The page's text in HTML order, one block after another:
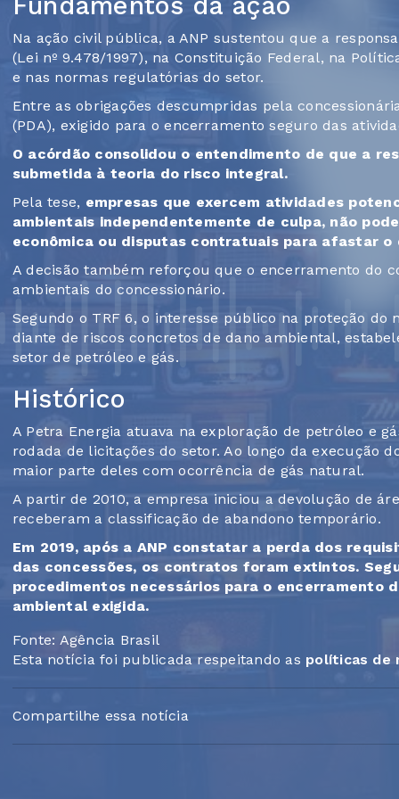
Na ação civil pública, a ANP sustentou que a
(Lei nº 9.478/1997), na Constituição Federal, na
e nas normas regulatórias do setor.
Entre as obrigações descumpridas pela
(PDA), exigido para o encerramento seguro das
O acórdão consolidou o entendimento de que a
submetida à teoria do risco integral.
Pela tese, empresas que exercem atividades
ambientais independentemente de culpa, não
econômica ou disputas contratuais para afastar o
A decisão também reforçou que o encerramento do
ambientais do concessionário.
Segundo o TRF 6, o interesse público na proteção
diante de riscos concretos de dano ambiental,
setor de petróleo e gás.
Histórico
A Petra Energia atuava na exploração de petróleo e
rodada de licitações do setor. Ao longo da execução
maior parte deles com ocorrência de gás natural.
A partir de 2010, a empresa iniciou a devolução de
receberam a classificação de abandono temporário.
Em 2019, após a ANP constatar a perda dos
das concessões, os contratos foram extintos.
procedimentos necessários para o encerramento
ambiental exigida.
Fonte: Agência Brasil
Esta notícia foi publicada respeitando as políticas de
Compartilhe essa notícia